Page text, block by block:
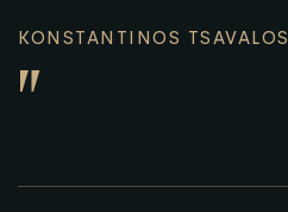
KONSTANTINOS TSAVALOS
"